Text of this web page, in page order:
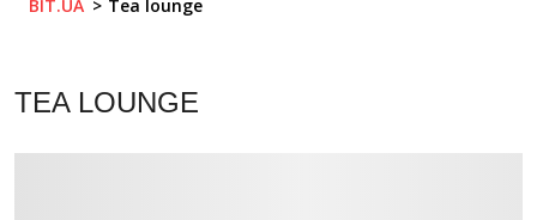
BIT.UA Tea lounge
TEA LOUNGE